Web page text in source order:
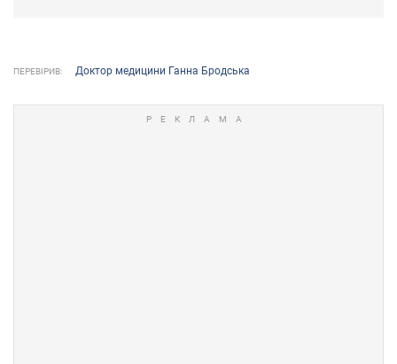
ПЕРЕВІРИВ: Доктор медицини Ганна Бродська